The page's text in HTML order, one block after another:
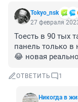
Tokyo_nsk
27 февраля
Тоесть в 90 тых
панель только
😂 новая
ОТВЕТИТЬ 1
Никогда в